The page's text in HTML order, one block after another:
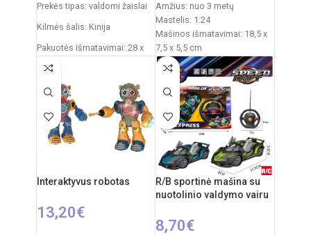
Prekės tipas: valdomi žaislai
Kilmės šalis: Kinija
Pakuotės išmatavimai: 28 x
19 x 18 cm
Dažnis: 2,4 GHz
Nuotolinio valdymo pultas:
2xAA elementai
RC automobilio
akumuliatorius: 3,7V
nuo 14 metų
Amžius: nuo 3 metų
Mastelis: 1:24
Mašinos išmatavimai: 18,5 x
7,5 x 5,5 cm
Pakuotės išmatavimai: 23,5 x
11,5 x 9,3 cm
Maitinimas mašinai: 3 x AA
elementai (nepridedami)
Maitinimas pulteliui: 2 x AA
elementai (nepridedami)
Komplekte: automobilis,
nuotolinio valdymo pultelis
Medžiagos: plastikas,
metalas
Interaktyvus robotas
13,20€
R/B sportinė mašina su
nuotolinio valdymo vairu
8,70€